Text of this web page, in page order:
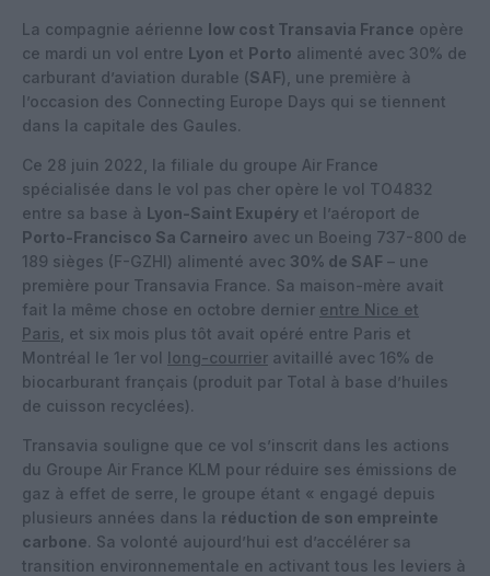
La compagnie aérienne low cost Transavia France opère
ce mardi un vol entre Lyon et Porto alimenté avec 30% de
carburant d’aviation durable (SAF), une première à
l’occasion des Connecting Europe Days qui se tiennent
dans la capitale des Gaules.
Ce 28 juin 2022, la filiale du groupe Air France
spécialisée dans le vol pas cher opère le vol TO4832
entre sa base à Lyon-Saint Exupéry et l’aéroport de
Porto-Francisco Sa Carneiro avec un Boeing 737-800 de
189 sièges (F-GZHI) alimenté avec 30% de SAF – une
première pour Transavia France. Sa maison-mère avait
fait la même chose en octobre dernier entre Nice et
Paris , et six mois plus tôt avait opéré entre Paris et
Montréal le 1er vol long-courrier avitaillé avec 16% de
biocarburant français (produit par Total à base d’huiles
de cuisson recyclées).
Transavia souligne que ce vol s’inscrit dans les actions
du Groupe Air France KLM pour réduire ses émissions de
gaz à effet de serre, le groupe étant « engagé depuis
plusieurs années dans la réduction de son empreinte
carbone. Sa volonté aujourd’hui est d’accélérer sa
transition environnementale en activant tous les leviers à